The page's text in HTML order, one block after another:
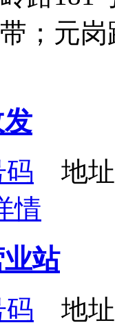
；元
码 地址
情
站
码 地址